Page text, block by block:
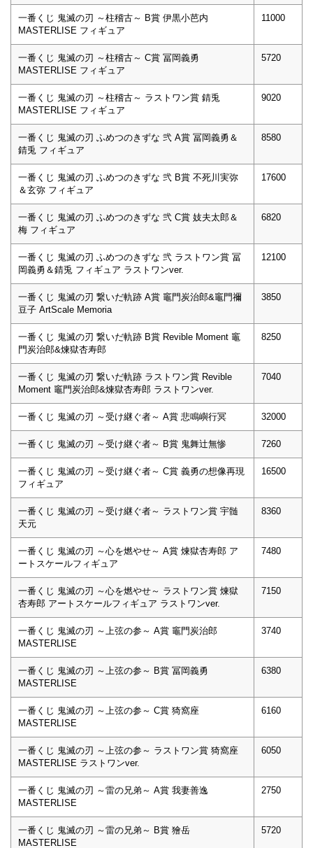
一番くじ 鬼滅の刃 ～柱稽古～ B賞 伊黒小芭内
MASTERLISE フィギュア
11000
一番くじ 鬼滅の刃 ～柱稽古～ C賞 冨岡義勇
MASTERLISE フィギュア
5720
一番くじ 鬼滅の刃 ～柱稽古～ ラストワン賞 錆兎
MASTERLISE フィギュア
9020
一番くじ 鬼滅の刃 ふめつのきずな 弐 A賞 冨岡義勇＆
錆兎 フィギュア
8580
一番くじ 鬼滅の刃 ふめつのきずな 弐 B賞 不死川実弥
＆玄弥 フィギュア
17600
一番くじ 鬼滅の刃 ふめつのきずな 弐 C賞 妓夫太郎＆
梅 フィギュア
6820
一番くじ 鬼滅の刃 ふめつのきずな 弐 ラストワン賞 冨
岡義勇＆錆兎 フィギュア ラストワンver.
12100
一番くじ 鬼滅の刃 繋いだ軌跡 A賞 竈門炭治郎&竈門禰
豆子 ArtScale Memoria
3850
一番くじ 鬼滅の刃 繋いだ軌跡 B賞 Revible Moment 竈
門炭治郎&煉獄杏寿郎
8250
一番くじ 鬼滅の刃 繋いだ軌跡 ラストワン賞 Revible
Moment 竈門炭治郎&煉獄杏寿郎 ラストワンver.
7040
一番くじ 鬼滅の刃 ～受け継ぐ者～ A賞 悲鳴嶼行冥 32000
一番くじ 鬼滅の刃 ～受け継ぐ者～ B賞 鬼舞辻無惨 7260
一番くじ 鬼滅の刃 ～受け継ぐ者～ C賞 義勇の想像再現
フィギュア
16500
一番くじ 鬼滅の刃 ～受け継ぐ者～ ラストワン賞 宇髄
天元
8360
一番くじ 鬼滅の刃 ～心を燃やせ～ A賞 煉獄杏寿郎 ア
ートスケールフィギュア
7480
一番くじ 鬼滅の刃 ～心を燃やせ～ ラストワン賞 煉獄
杏寿郎 アートスケールフィギュア ラストワンver.
7150
一番くじ 鬼滅の刃 ～上弦の参～ A賞 竈門炭治郎
MASTERLISE
3740
一番くじ 鬼滅の刃 ～上弦の参～ B賞 冨岡義勇
MASTERLISE
6380
一番くじ 鬼滅の刃 ～上弦の参～ C賞 猗窩座
MASTERLISE
6160
一番くじ 鬼滅の刃 ～上弦の参～ ラストワン賞 猗窩座
MASTERLISE ラストワンver.
6050
一番くじ 鬼滅の刃 ～雷の兄弟～ A賞 我妻善逸
MASTERLISE
2750
一番くじ 鬼滅の刃 ～雷の兄弟～ B賞 獪岳
MASTERLISE
5720